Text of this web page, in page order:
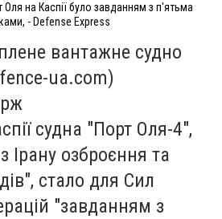
на Каспії було завданням з п'ятьма
- Defense Express
вантажне судно
ua.com)
судна "Порт Оля-4",
Ірану озброєння та
стало для Сил
"завданням з